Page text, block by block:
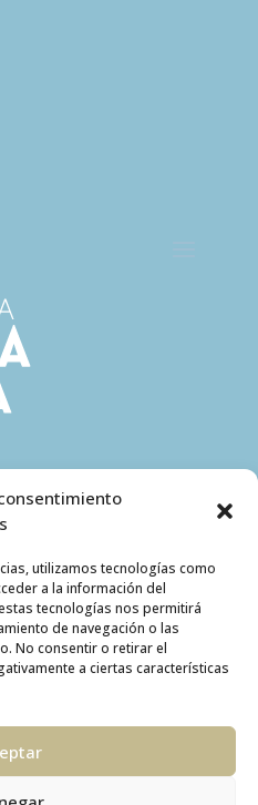
utilizamos tecnologías como
a la información del
tecnologías nos permitirá
de navegación o las
No consentir o retirar el
a ciertas características